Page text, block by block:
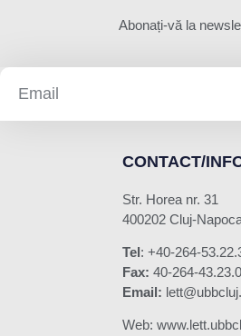
Abonați-vă la
CONTACT/
Str. Horea nr. 31
400202 Cluj-
Tel: +40-264-
Fax: 40-264-
Email:
Web: